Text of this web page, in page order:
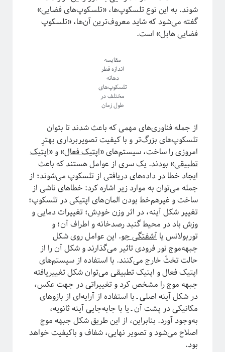
شوند. به این نوع تلسکوپ‌ها، «تلسکوپ‌های فضایی»
گفته می‌شود که شاید معروف‌‌ترین آن‌ها، «تلسکوپ
فضایی هابل» است.
مقایسه
اندازه قطر
دهانه
تلسکوپ‌های
مختلف در
طول زمان
از جمله فناوری‌های مهمی که باعث شدند تا بتوان
تلسکوپ‌های بزرگ‌تر و با کیفیت تصویربرداری بهترِ
امروزی را ساخت، سیستم‌های «اپتیک فعال» و «اپتیک
تطبیقی» بودند. یک‌ سری از عوامل هستند که باعث
ایجاد خطا در داده‌های دریافتی از تلسکوپ می‌شوند؛ از
جمله می‌توان به موارد زیر اشاره کرد: خطاهای ناشی از
ساخت و غیر‌هم‌خط بودن المان‌های اپتیکی در تلسکوپ؛
تغییر شکل آینه، در اثر وزن خودِش؛ تغییرات دمایی و
وزش باد در محیط گنبد رصدخانه و اطراف آن؛ و
توربولانس یاآشفتگی جو. این عوامل روی شکل
جبهه‌موج نور فرودی تاثیر می‌گذارند و شکل آن را از
حالت تختْ خارج می‌کنند. با استفاده از سیستم‌های
اپتیک فعال و اپتیک تطبیقی می‌توان شکل تغییر‌یافته
جبهه موج را مشخص کرد و تغییراتی در جهت عکس،
در شکل آینه اصلی ـ با استفاده از آرایه‌ای از بازوهای
مکانیکی در پشت آن ـ یا با جابه‌جایی آینه ثانویه،
به‌وجود آورد. بنابراین، از این طریق شکل جبهه موج
اصلاح می‌شود و تصویر نهایی، شفاف و با‌کیفیت خواهد
بود.